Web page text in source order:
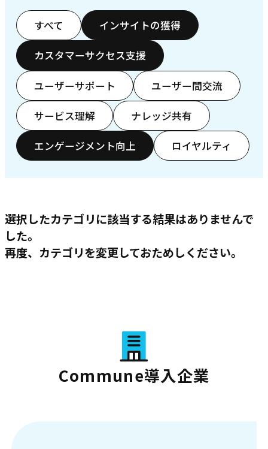
すべて インサイトの獲得
カスタマーサクセス支援
ユーザーサポート ユーザー間交流
サービス理解 ナレッジ共有
エンゲージメント向上 ロイヤルティ
選択したカテゴリに該当する結果はありませんで
した。
再度、カテゴリを変更しておためしください。
Commune導入企業